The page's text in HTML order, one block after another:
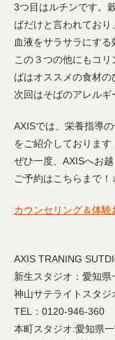
3つ目はルチンです。
ばだけと言われており
血液をサラサラにする
この３つの他にもコ
ばはオススメの食材の
次回はそばのアレルギ
AXISでは、栄養指導
をご紹介しております
ぜひ一度、AXISへお越
ご予約はこちらまで！↓
カウンセリング＆体験
AXIS TRANING
新生スタジオ：愛知
神山サテライトスタ
TEL：0120-946-360
本町スタジオ:愛知県